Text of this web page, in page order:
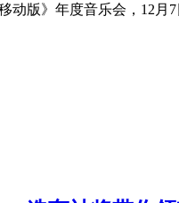
动版》年度音乐会，12月7